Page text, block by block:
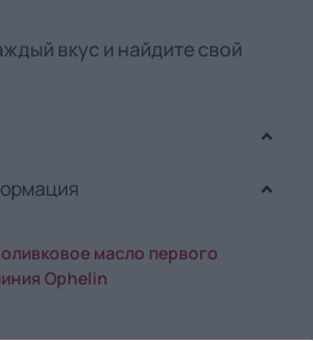
вкус и найдите свой
масло первого
Ophelin